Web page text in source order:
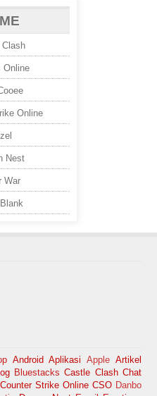
Online
Online
Nest
War
Android Aplikasi Apple Artikel
Bluestacks Castle Clash Chat
Counter Strike Online CSO Danbo